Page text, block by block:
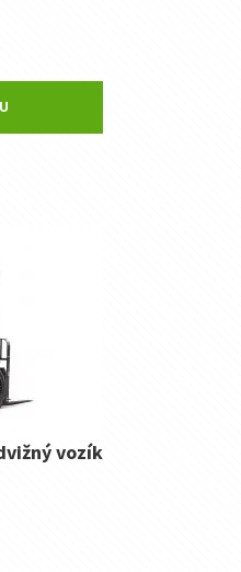
vozík